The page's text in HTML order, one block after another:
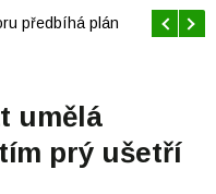
brzy rozrůst
umělá
prý ušetří